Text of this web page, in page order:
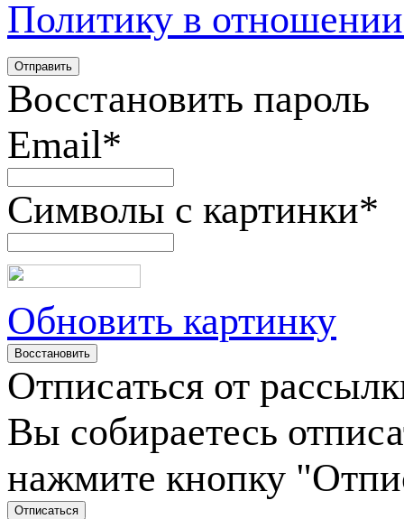
Политику в
Восстановить пароль
Email*
Символы с картинки*
Обновить картинку
Отписаться от
Вы собираетесь
нажмите кнопку